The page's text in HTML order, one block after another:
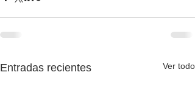
Entradas recientes Ver todo